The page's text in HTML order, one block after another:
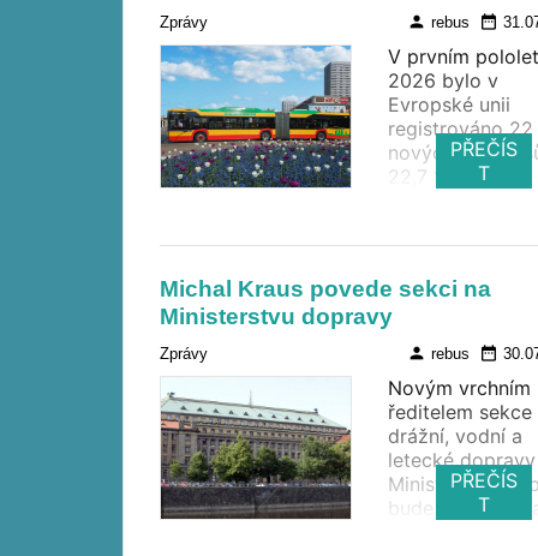
přepravní
Ministerstvo
dopravy vydalo
Ročenku dopravy
2025 .
Zprávy person rebus date_range
V prvním
2026 bylo v
Evropské unii
registrováno 22
nových
22,7 % více než
registrováno 6
více. Jejich podíl
celkových
registracích
PŘEČÍS
T
Michal Kraus povede sekci na
Ministerstvu dopravy
Zprávy person rebus date_range
Novým vrchním
ředitelem sekce
drážní, vodní a
letecké dopravy
Ministerstva
bude od 3.
PŘEČÍS
T